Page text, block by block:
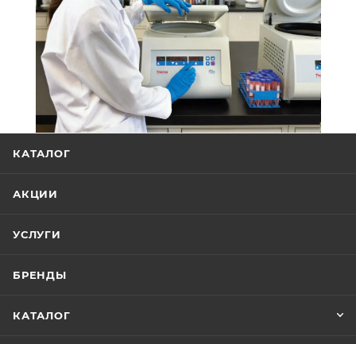
КАТАЛОГ
АКЦИИ
УСЛУГИ
БРЕНДЫ
КАТАЛОГ